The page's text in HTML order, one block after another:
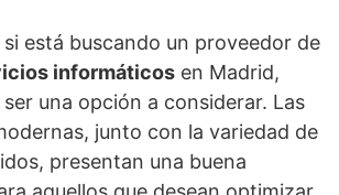
está buscando un proveedor de
informáticos en Madrid,
una opción a considerar. Las
junto con la variedad de
presentan una buena